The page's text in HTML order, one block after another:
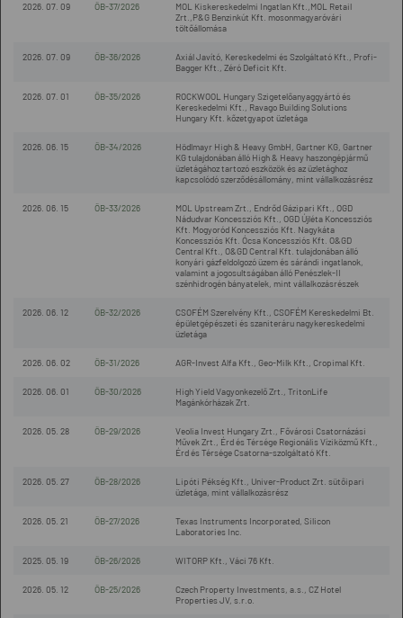
2026. 07. 09 ÖB-37/2026
MOL Kiskereskedelmi Ingatlan Kft.,MOL Retail
Zrt.,P&G Benzinkút Kft. mosonmagyaróvári
töltőállomása
2026. 07. 09 ÖB-36/2026
Axiál Javító, Kereskedelmi és Szolgáltató Kft., Profi-
Bagger Kft., Zéró Deficit Kft.
2026. 07. 01 ÖB-35/2026
ROCKWOOL Hungary Szigetelőanyaggyártó és
Kereskedelmi Kft., Ravago Building Solutions
Hungary Kft. kőzetgyapot üzletága
2026. 06. 15 ÖB-34/2026
Hödlmayr High & Heavy GmbH, Gartner KG, Gartner
KG tulajdonában álló High & Heavy haszongépjármű
üzletágához tartozó eszközök és az üzletághoz
kapcsolódó szerződésállomány, mint vállalkozásrész
2026. 06. 15 ÖB-33/2026
MOL Upstream Zrt., Endrőd Gázipari Kft., OGD
Nádudvar Koncessziós Kft., OGD Újléta Koncessziós
Kft. Mogyoród Koncessziós Kft. Nagykáta
Koncessziós Kft. Ócsa Koncessziós Kft. O&GD
Central Kft., O&GD Central Kft. tulajdonában álló
konyári gázfeldolgozó üzem és sárándi ingatlanok,
valamint a jogosultságában álló Penészlek-II
szénhidrogén bányatelek, mint vállalkozásrészek
2026. 06. 12 ÖB-32/2026
CSOFÉM Szerelvény Kft., CSOFÉM Kereskedelmi Bt.
épületgépészeti és szaniteráru nagykereskedelmi
üzletága
2026. 06. 02 ÖB-31/2026 AGR-Invest Alfa Kft., Geo-Milk Kft., Cropimal Kft.
2026. 06. 01 ÖB-30/2026
High Yield Vagyonkezelő Zrt., TritonLife
Magánkórházak Zrt.
2026. 05. 28 ÖB-29/2026
Veolia Invest Hungary Zrt., Fővárosi Csatornázási
Művek Zrt., Érd és Térsége Regionális Víziközmű Kft.,
Érd és Térsége Csatorna-szolgáltató Kft.
2026. 05. 27 ÖB-28/2026
Lipóti Pékség Kft., Univer-Product Zrt. sütőipari
üzletága, mint vállalkozásrész
2026. 05. 21 ÖB-27/2026
Texas Instruments Incorporated, Silicon
Laboratories Inc.
2025. 05. 19 ÖB-26/2026 WITORP Kft., Váci 76 Kft.
2026. 05. 12 ÖB-25/2026
Czech Property Investments, a.s., CZ Hotel
Properties JV, s.r.o.